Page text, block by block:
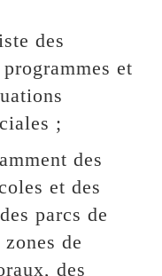
des
et
;
des
et des
parcs de
de
des